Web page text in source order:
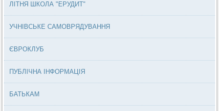
ЛІТНЯ ШКОЛА "ЕРУДИТ"
УЧНІВСЬКЕ САМОВРЯДУВАННЯ
ЄВРОКЛУБ
ПУБЛІЧНА ІНФОРМАЦІЯ
БАТЬКАМ